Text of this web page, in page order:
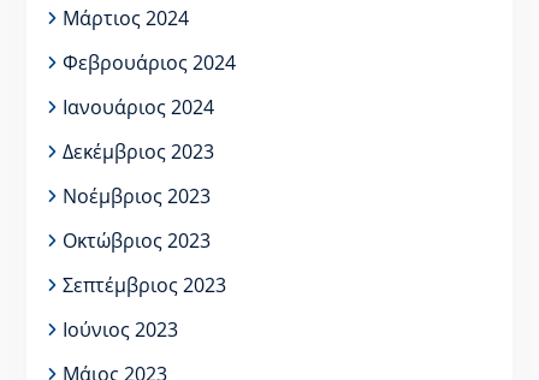
Μάρτιος 2024
Φεβρουάριος 2024
Ιανουάριος 2024
Δεκέμβριος 2023
Νοέμβριος 2023
Οκτώβριος 2023
Σεπτέμβριος 2023
Ιούνιος 2023
Μάιος 2023